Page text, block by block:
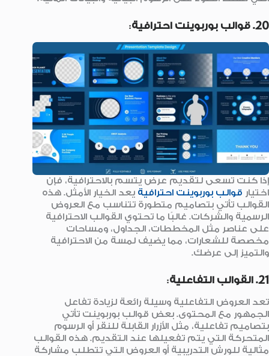
20. قوالب بوربوينت احترافية :
إذا كنت تسعى لتقديم عرض يتسم بالاحترافية، فإن
اختيار قوالب بوربوينت احترافية يعد الخيار الأمثل. هذه
القوالب تأتي بتصاميم متطورة تتناسب مع العروض
الرسمية والشركات. غالبًا ما تحتوي القوالب الاحترافية
على عناصر مثل المخططات، الجداول، ومساحات
مخصصة للشعارات، مما يضيف لمسة من الاحترافية
والتميز إلى عرضك.
21. القوالب التفاعلية :
تعد العروض التفاعلية وسيلة رائعة لزيادة تفاعل
الجمهور مع المحتوى. بعض قوالب بوربوينت تأتي
بتصاميم تفاعلية، مثل الأزرار القابلة للنقر أو الرسوم
المتحركة التي يتم تفعيلها عند التقديم. هذه القوالب
مثالية للورش التدريبية أو العروض التي تتطلب مشاركة